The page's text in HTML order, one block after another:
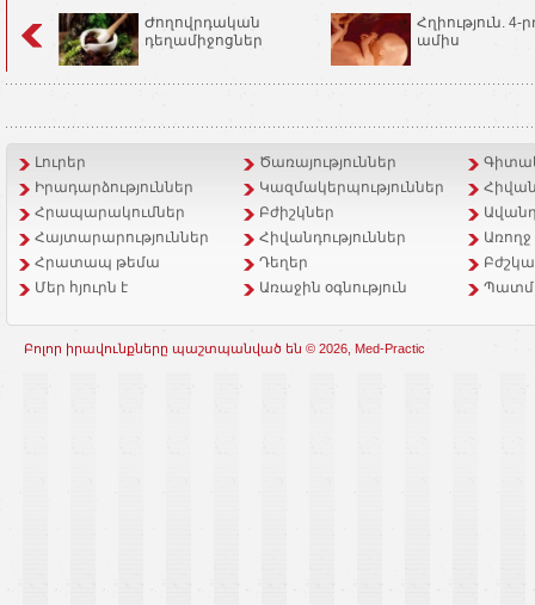
Ժողովրդական
դեղամիջոցներ
Հղիություն. 4-
ամիս
Լուրեր Ծառայություններ
Իրադարձություններ
Կազմակերպություններ
Հրապարակումներ
Բժիշկներ
Հայտարարություններ
Հիվանդություններ
Հրատապ թեմա
Դեղեր
Մեր հյուրն է
Առաջին օգնություն
Բոլոր իրավունքները պաշտպանված են © 2026, Med-Practic